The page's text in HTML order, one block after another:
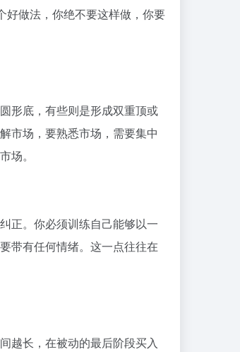
好做法，你绝不要这样做，你要
形底，有些则是形成双重顶或
市场，要熟悉市场，需要集中
场。
正。你必须训练自己能够以一
带有任何情绪。这一点往往在
越长，在被动的最后阶段买入